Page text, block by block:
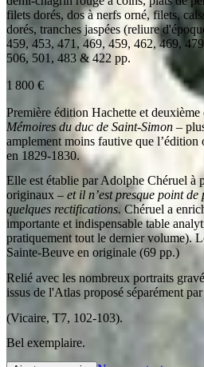
filets dorés, dos à nerfs orné, filets,
dorés, tranches jaspées (reliure
459, 453, 471, 469, 459, 462, 469,
506, 501, 483 & 422 pp.
1 800 €
Première édition Hachette et
Mémoires du duc de Saint-Simon –
amplement moins fautive que
en 1829-1830.
Elle est établie par Adolphe Chéruel à
originaux – et il n’est presque point
quelques rectifications. Chéruel a
importante et indispensable table
pratiquement tout le dernier volume).
Sainte-Beuve en originale (69 pp.)
Relié avec les nombreux portraits
issus de l'Atlas proposé séparément
(Vicaire, T7, 102-103).
Bel exemplaire.